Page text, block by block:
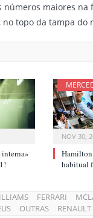
números maiores
topo da tampa do
NOV 30,
habitual
FERRARI
OUTRAS RENAULT